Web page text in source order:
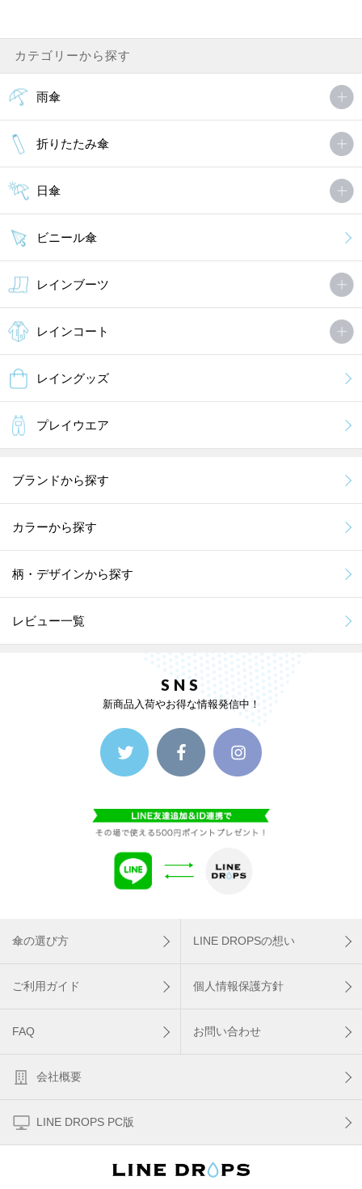
カテゴリーから探す
雨傘
折りたたみ傘
日傘
ビニール傘
レインブーツ
レインコート
レイングッズ
プレイウエア
ブランドから探す
カラーから探す
柄・デザインから探す
レビュー一覧
SNS
新商品入荷やお得な情報発信中！
傘の選び方 LINE DROPSの想い
ご利用ガイド 個人情報保護方針
FAQ お問い合わせ
会社概要
LINE DROPS PC版